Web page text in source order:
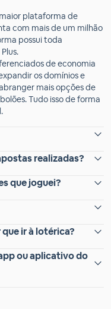
plataforma de
com mais de um milhão
possui toda
de economia
os domínios e
mais opções de
Tudo isso de forma
realizadas?
que joguei?
ir à lotérica?
ou aplicativo do